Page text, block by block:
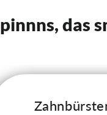
pinnns, das